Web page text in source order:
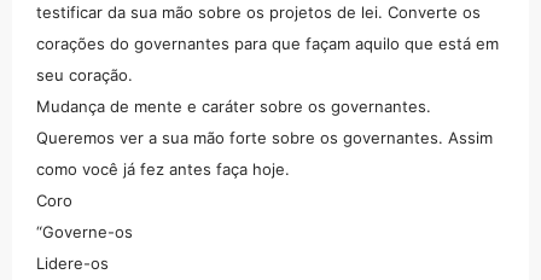
testificar da sua mão sobre os projetos de lei. Converte os
corações do governantes para que façam aquilo que está em
seu coração.
Mudança de mente e caráter sobre os governantes.
Queremos ver a sua mão forte sobre os governantes. Assim
como você já fez antes faça hoje.
Coro
“Governe-os
Lidere-os